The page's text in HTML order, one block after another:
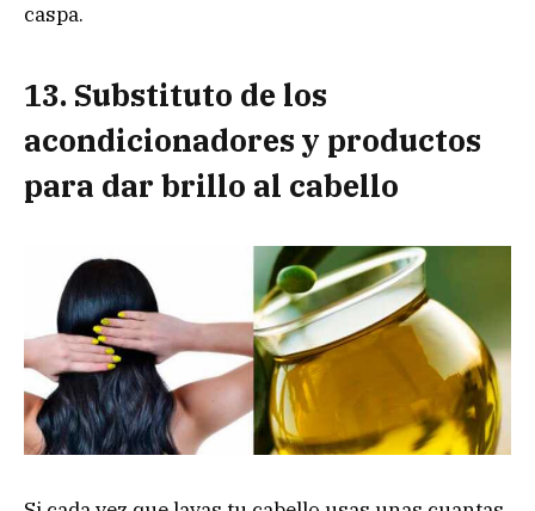
caspa.
13. Substituto de los
acondicionadores y productos
para dar brillo al cabello